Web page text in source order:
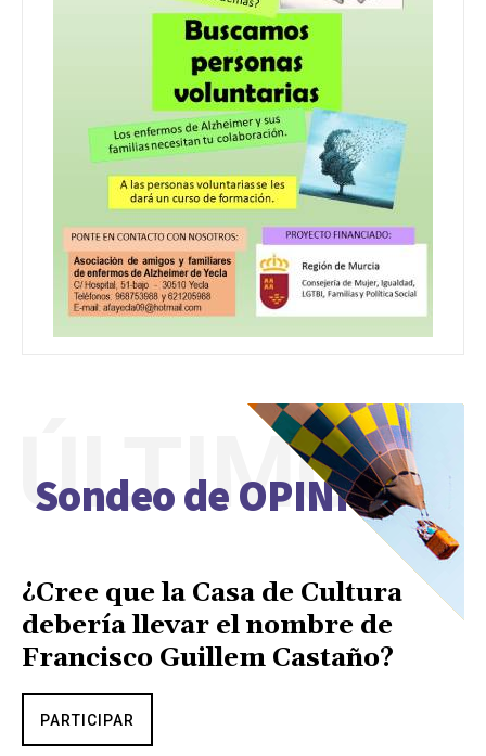
Sondeo de OPINIÓN
ÚLTIMO
¿Cree que la Casa de Cultura
debería llevar el nombre de
Francisco Guillem Castaño?
PARTICIPAR